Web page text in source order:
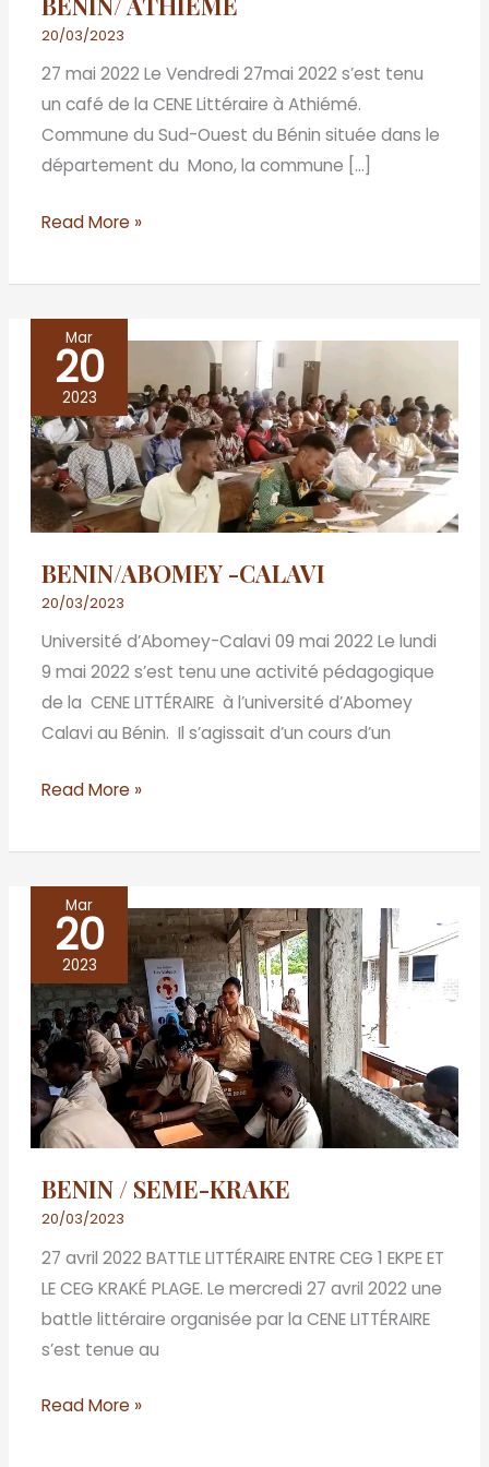
20/03/2023
27 mai 2022 Le Vendredi 27mai 2022 s’est tenu
un café de la CENE Littéraire à Athiémé.
Commune du Sud-Ouest du Bénin située dans le
département du Mono, la commune […]
Read More »
Mar
20
2023
BENIN/ABOMEY -CALAVI
20/03/2023
Université d’Abomey-Calavi 09 mai 2022 Le lundi
9 mai 2022 s’est tenu une activité pédagogique
de la CENE LITTÉRAIRE à l’université d’Abomey
Calavi au Bénin. Il s’agissait d’un cours d’un
BENIN/ABOMEY
CALAVI
Read More »
Mar
20
2023
BENIN / SEME-KRAKE
20/03/2023
27 avril 2022 BATTLE LITTÉRAIRE ENTRE CEG 1 EKPE ET
LE CEG KRAKÉ PLAGE. Le mercredi 27 avril 2022 une
battle littéraire organisée par la CENE LITTÉRAIRE
s’est tenue au
BENIN
SEME-
KRAKE
Read More »